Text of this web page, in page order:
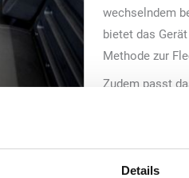
Details
„Puzzi 2/1
mit einem
wechselndem
bietet das
Methode zur
Zudem passt
Gewicht von 4
griffbereit ist.
Essensreste
Es sprüht mit